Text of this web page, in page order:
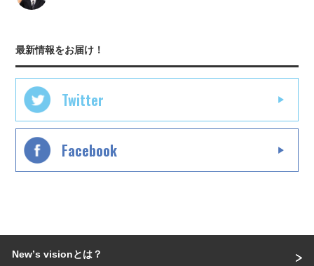
最新情報をお届け！
Twitter
Facebook
Newʼs visionとは？